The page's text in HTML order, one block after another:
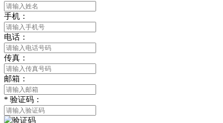
手机：
电话：
传真：
邮箱：
* 验证码：